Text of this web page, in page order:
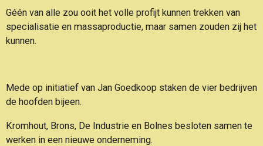
Géén van alle zou ooit het volle profijt kunnen trekken van
specialisatie en massaproductie, maar samen zouden zij het
kunnen.
Mede op initiatief van Jan Goedkoop staken de vier bedrijven
de hoofden bijeen.
Kromhout, Brons, De Industrie en Bolnes besloten samen te
werken in een nieuwe onderneming.